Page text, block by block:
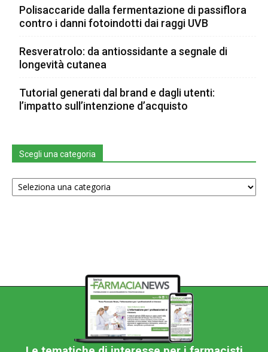
Polisaccaride dalla fermentazione di passiflora
contro i danni fotoindotti dai raggi UVB
Resveratrolo: da antiossidante a segnale di
longevità cutanea
Tutorial generati dal brand e dagli utenti:
l’impatto sull’intenzione d’acquisto
Scegli una categoria
Scegli
una